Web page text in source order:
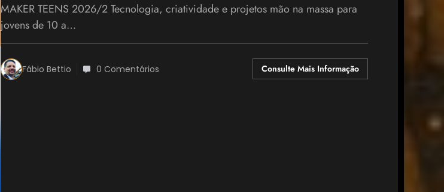
MAKER TEENS 2026/2 Tecnologia, criatividade e projetos mão na massa para
jovens de 10 a…
Fábio Bettio 0 Comentários Consulte Mais Informação